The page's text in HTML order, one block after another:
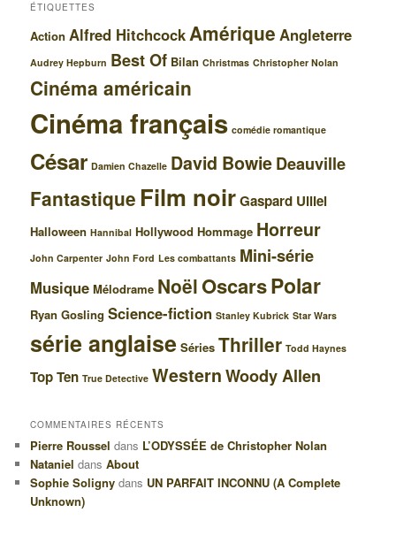
ÉTIQUETTES
Action Alfred HitchcockAmérique Angleterre
Audrey Hepburn Best Of Bilan Christmas Christopher Nolan
Cinéma américain
Cinéma français comédie romantique
César Damien Chazelle David BowieDeauville
Fantastique Film noirGaspard Ulliel
Halloween Hannibal Hollywood Hommage Horreur
John Carpenter John Ford Les combattants Mini-série
Musique Mélodrame Noël OscarsPolar
Ryan Gosling Science-fiction Stanley Kubrick Star Wars
série anglaise Séries Thriller Todd Haynes
Top Ten True Detective WesternWoody Allen
COMMENTAIRES RÉCENTS
Pierre Roussel dans L’ODYSSÉE de Christopher Nolan
Nataniel dansAbout
Sophie Soligny dans UN PARFAIT INCONNU (A Complete
Unknown)